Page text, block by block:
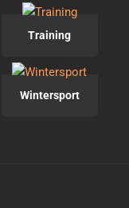
Training
Wintersport